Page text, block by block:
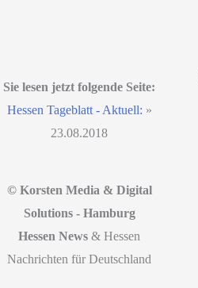
Sie lesen jetzt folgende Seite:
Hessen Tageblatt - Aktuell: »
23.08.2018
© Korsten Media & Digital
Solutions - Hamburg
Hessen News & Hessen
Nachrichten für Deutschland